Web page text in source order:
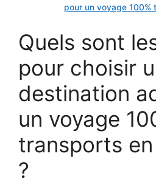
pour un voyage 100%
Quels sont
pour choisir
destination
un voyage
transports
?